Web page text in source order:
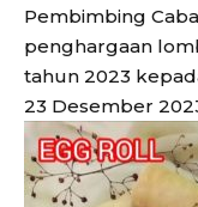
Pembimbing
penghargaan
tahun 2023
23 Desember